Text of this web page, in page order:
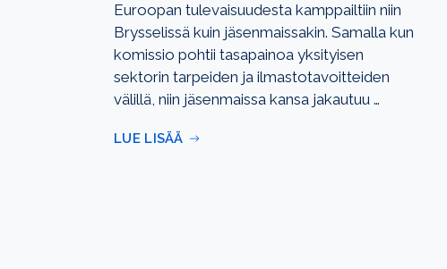
Euroopan tulevaisuudesta kamppailtiin niin
Brysselissä kuin jäsenmaissakin. Samalla kun
komissio pohtii tasapainoa yksityisen
sektorin tarpeiden ja ilmastotavoitteiden
välillä, niin jäsenmaissa kansa jakautuu …
LUE LISÄÄ